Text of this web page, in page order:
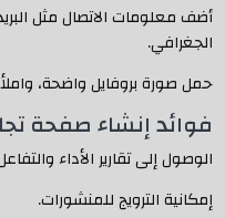
أضف معلومات الاتصال مثل
الجغرافي.
حمل صورة بروفايل واضحة، واملأ
فوائد إنشاء صفحة
الوصول إلى تقارير الأداء
إمكانية الترويج للمنشورات.